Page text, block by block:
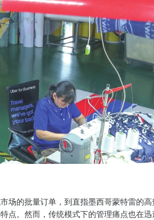
场的批量订单，到直指墨西哥蒙特雷的高
点。然而，传统模式下的管理痛点也在迅